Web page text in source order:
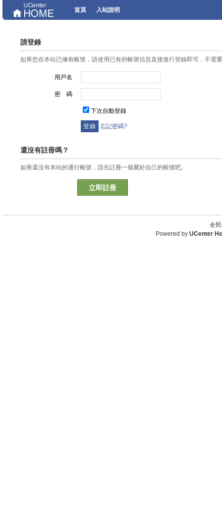
首頁 入站說明
請登錄
如果您在本站已擁有帳號，請使用已有的帳號信息直接進行登錄即可，不需
用戶名
密 碼
下次自動登錄
忘記密碼?
還沒有註冊嗎？
如果還沒有本站的通行帳號，請先註冊一個屬於自己的帳號吧。
立即註冊
全
Powered by UCenter